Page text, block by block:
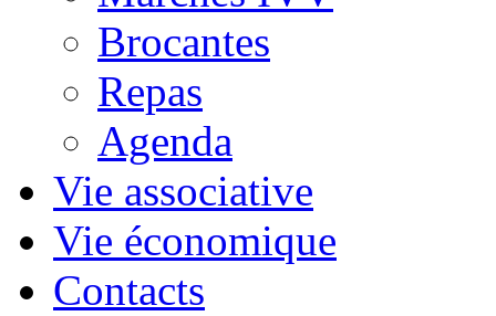
Brocantes
Repas
Agenda
Vie associative
Vie économique
Contacts